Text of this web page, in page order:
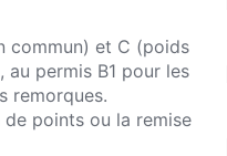
commun) et C (poids
au permis B1 pour les
remorques.
points ou la remise